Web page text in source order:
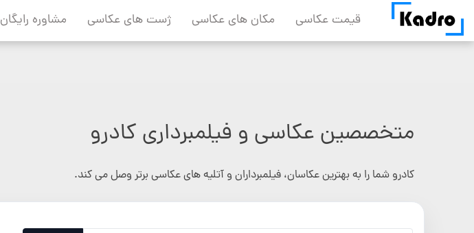
content
قیمت عکاسی مکان های عکاسی ژست های عکاسی مشاوره رایگان
متخصصین عکاسی و فیلمبرداری کادرو
کادرو شما را به بهترین عکاسان، فیلمبرداران و آتلیه های عکاسی برتر وصل می کند.